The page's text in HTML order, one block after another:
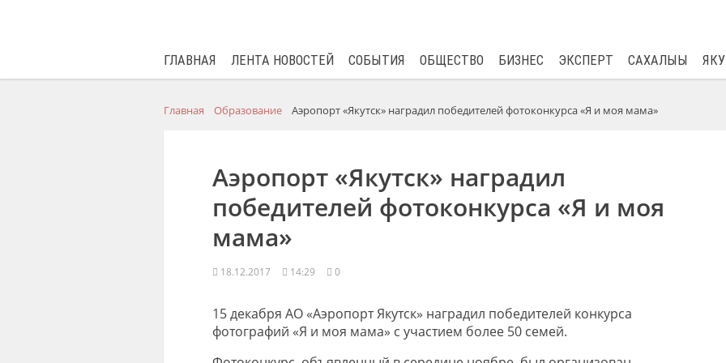
ГЛАВНАЯ ЛЕНТА НОВОСТЕЙ СОБЫТИЯ ОБЩЕСТВО БИЗНЕС ЭКСПЕРТ САХАЛЫЫ
Главная Образование Аэропорт «Якутск» наградил победителей фотоконкурса «Я и моя мама»
Аэропорт «Якутск» наградил
победителей фотоконкурса «Я и моя
мама»
18.12.2017 14:29 0
15 декабря АО «Аэропорт Якутск» наградил победителей конкурса
фотографий «Я и моя мама» с участием более 50 семей.